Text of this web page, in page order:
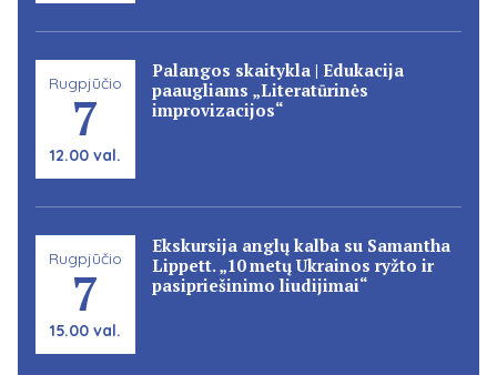
Rugpjūčio
7
12.00 val.
Palangos skaitykla | Edukacija
paaugliams „Literatūrinės
improvizacijos“
Rugpjūčio
7
15.00 val.
Ekskursija anglų kalba su Samantha
Lippett. „10 metų Ukrainos ryžto ir
pasipriešinimo liudijimai“